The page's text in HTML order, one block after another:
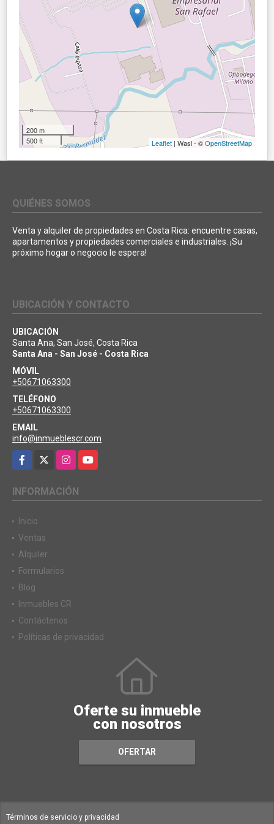
200 m
500 ft
Leaflet | Wasi - ©OpenStreetMap
QUIÉNES SOMOS
Venta y alquiler de propiedades en Costa Rica: encuentre casas,
apartamentos y propiedades comerciales e industriales. ¡Su
próximo hogar o negocio le espera!
UBICACIÓN Y CONTACTO
UBICACIÓN
Santa Ana, San José, Costa Rica
Santa Ana - San José - Costa Rica
MÓVIL
+50671063300
TELÉFONO
+50671063300
EMAIL
info@inmueblescr.com
Facebook
InstagramYouTube
INFORMACIÓN
Inicio
Ventas
Alquiler
Formularios
Blog
Inmuebles CR
Contáctenos
Políticas de privacidad
Oferte su inmueble
con nosotros
OFERTAR
Términos de servicio y privacidad